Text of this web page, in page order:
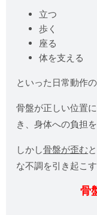
立つ
歩く
座る
体を支える
といった日常動作
骨盤が正しい位置
き、身体への負担
しかし骨盤が歪む
な不調を引き起こ
骨